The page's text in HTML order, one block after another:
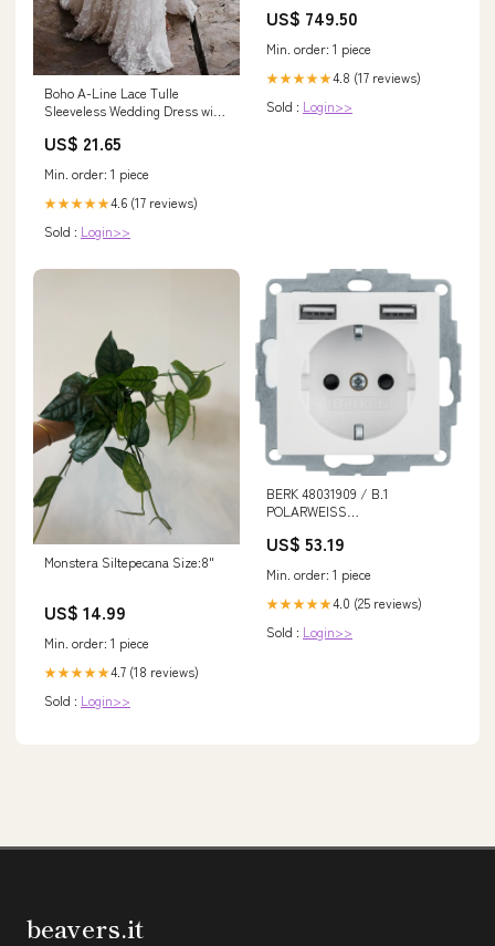
Boho A-Line Lace Tulle
Sleeveless Wedding Dress with
DorrisDress
US$ 21.65
Min. order: 1 piece
★★★★★4.6 (17 reviews)
Sold : Login>>
Shock Proof Case iPad Air 2
US$ 749.50
Min. order: 1 piece
★★★★★4.8 (17 reviews)
Sold : Login>>
Monstera Siltepecana Size:8"
US$ 14.99
Min. order: 1 piece
★★★★★4.7 (18 reviews)
Sold : Login>>
BERK 48031909 / B.1
POLARWEISS
US$ 53.19
Min. order: 1 piece
★★★★★4.0 (25 reviews)
Sold : Login>>
beavers.it